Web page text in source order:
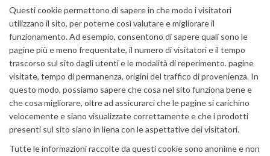
Questi cookie permettono di sapere in che modo i visitatori
utilizzano il sito, per poterne così valutare e migliorare il
funzionamento. Ad esempio, consentono di sapere quali sono le
pagine più e meno frequentate, il numero di visitatori e il tempo
trascorso sul sito dagli utenti e le modalità di reperimento. pagine
visitate, tempo di permanenza, origini del traffico di provenienza. In
questo modo, possiamo sapere che cosa nel sito funziona bene e
che cosa migliorare, oltre ad assicurarci che le pagine si carichino
velocemente e siano visualizzate correttamente e che i prodotti
presenti sul sito siano in liena con le aspettative dei visitatori.
Tutte le informazioni raccolte da questi cookie sono anonime e non